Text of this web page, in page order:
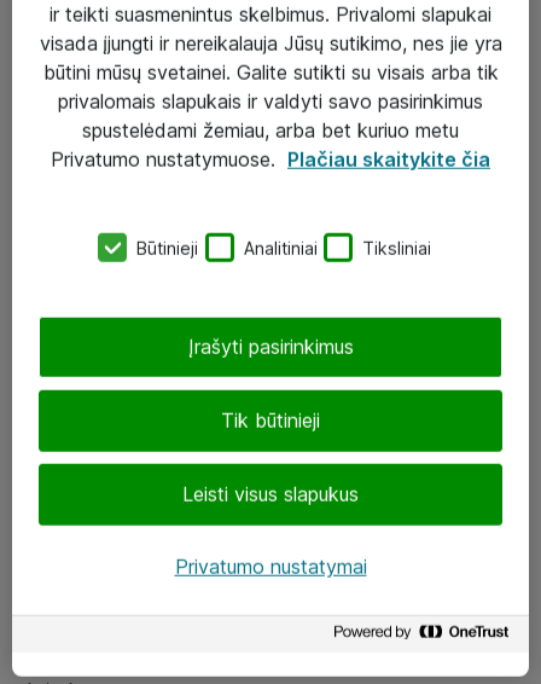
Sprendimai
Įgyvendinti projektai
Atea ekspertų patarimai verslui
eShop@atea.lt
LinkedIn
ir teikti suasmenintus skelbimus. Privalomi slapukai
visada įjungti ir nereikalauja Jūsų sutikimo, nes jie yra
būtini mūsų svetainei. Galite sutikti su visais arba tik
privalomais slapukais ir valdyti savo pasirinkimus
spustelėdami žemiau, arba bet kuriuo metu
Privatumo nustatymuose. Plačiau skaitykite čia
Būtinieji Analitiniai Tiksliniai
Tik būtinieji
Leisti visus slapukus
Įrašyti pasirinkimus
Privatumo nustatymai